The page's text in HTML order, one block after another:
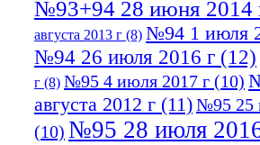
№93+94 28 июня 2014
августа 2013 г (8) №94 1 июля
№94 26 июля 2016 г (12)
г (8) №95 4 июля 2017 г (10)
августа 2012 г (11)№95 25
(10) №95 28 июля